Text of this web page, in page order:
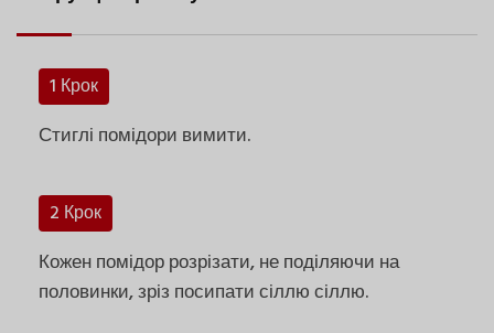
1 Крок
Стиглі помідори вимити.
2 Крок
Кожен помідор розрізати, не поділяючи на
половинки, зріз посипати сіллю сіллю.